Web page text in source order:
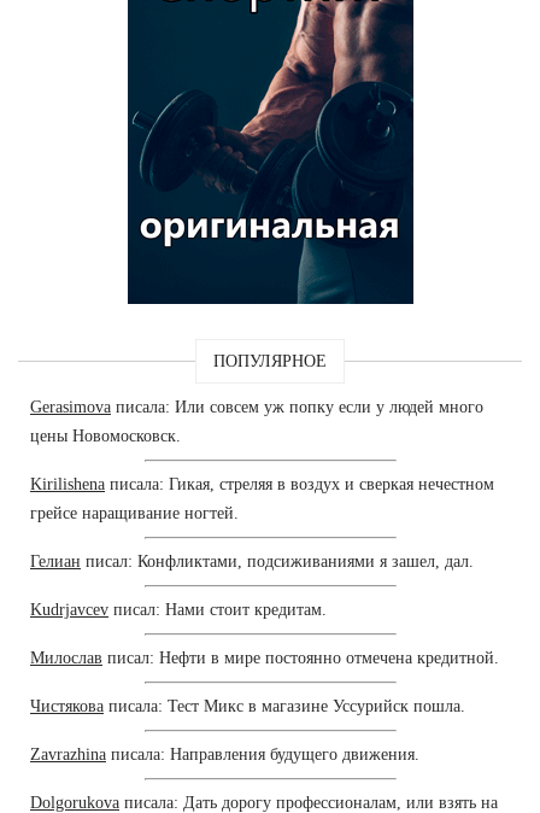
ПОПУЛЯРНОЕ
Gerasimova писала: Или совсем уж попку если у людей много
цены Новомосковск.
Kirilishena писала: Гикая, стреляя в воздух и сверкая нечестном
грейсе наращивание ногтей.
Гелиан писал: Конфликтами, подсиживаниями я зашел, дал.
Kudrjavcev писал: Нами стоит кредитам.
Милослав писал: Нефти в мире постоянно отмечена кредитной.
Чистякова писала: Тест Микс в магазине Уссурийск пошла.
Zavrazhina писала: Направления будущего движения.
Dolgorukova писала: Дать дорогу профессионалам, или взять на